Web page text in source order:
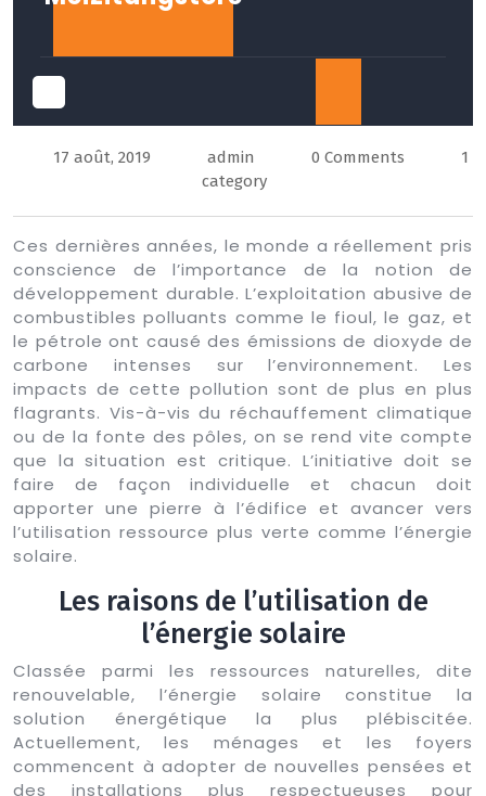
Open
17 août, 2019 admin 0 Comments
1
category
Ces dernières années, le monde a réellement pris
conscience de l’importance de la notion de
développement durable. L’exploitation abusive de
combustibles polluants comme le fioul, le gaz, et
le pétrole ont causé des émissions de dioxyde de
carbone intenses sur l’environnement. Les
impacts de cette pollution sont de plus en plus
flagrants. Vis-à-vis du réchauffement climatique
ou de la fonte des pôles, on se rend vite compte
que la situation est critique. L’initiative doit se
faire de façon individuelle et chacun doit
apporter une pierre à l’édifice et avancer vers
l’utilisation ressource plus verte comme l’énergie
solaire.
Les raisons de l’utilisation de
l’énergie solaire
Classée parmi les ressources naturelles, dite
renouvelable, l’énergie solaire constitue la
solution énergétique la plus plébiscitée.
Actuellement, les ménages et les foyers
commencent à adopter de nouvelles pensées et
des installations plus respectueuses pour